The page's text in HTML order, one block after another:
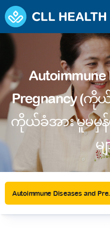
Autoimmune
Pregnancy (ကို
ကိုယ်ခံအား မူမမှ
မ
Autoimmune